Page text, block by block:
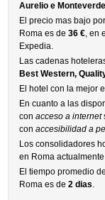
Aurelio e Monteverde
El precio mas bajo
Roma es de36 €, en
Expedia.
Las cadenas
Best Western,
El hotel con la mejor
En cuanto a las
conacceso a internet
conaccesibilidad a
Los consolidadores
en Roma
El tiempo promedio
Roma es de2 dias.